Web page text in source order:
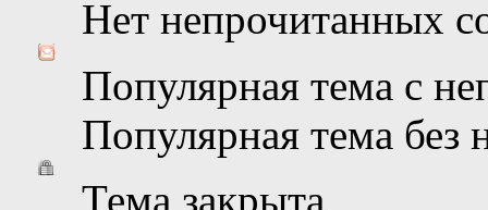
Нет непрочитанных
Популярная тема с
Популярная тема